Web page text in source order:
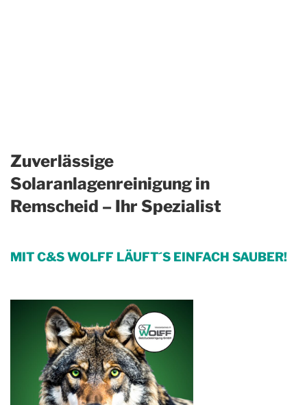
Zuverlässige
Solaranlagenreinigung in
Remscheid – Ihr Spezialist
MIT C&S WOLFF LÄUFT´S EINFACH SAUBER!